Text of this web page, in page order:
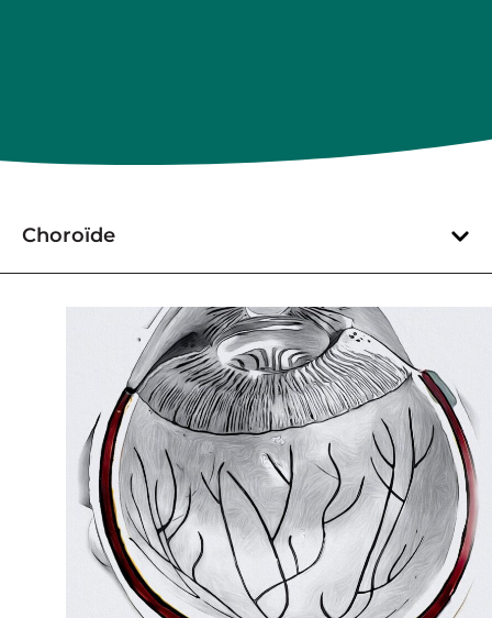
Choroïde